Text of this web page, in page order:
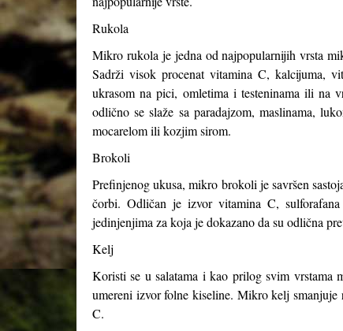
Rukola
Mikro rukola je jedna od najpopularnijih vrsta
Sadrži visok procenat vitamina C, kalcijuma,
ukrasom na pici, omletima i testeninama ili na
odlično se slaže sa paradajzom, maslinama,
mocarelom ili kozjim sirom.
Brokoli
Prefinjenog ukusa, mikro brokoli je savršen
čorbi. Odličan je izvor vitamina C,
jedinjenjima za koja je dokazano da su odlična
Kelj
Koristi se u salatama i kao prilog svim
umereni izvor folne kiseline. Mikro kelj
C.